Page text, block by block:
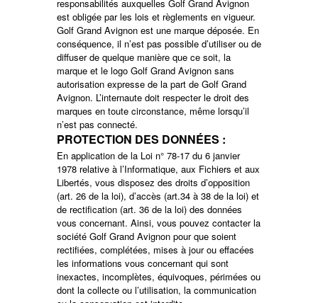
responsabilités auxquelles Golf Grand Avignon
est obligée par les lois et règlements en vigueur.
Golf Grand Avignon est une marque déposée. En
conséquence, il n’est pas possible d’utiliser ou de
diffuser de quelque manière que ce soit, la
marque et le logo Golf Grand Avignon sans
autorisation expresse de la part de Golf Grand
Avignon. L’internaute doit respecter le droit des
marques en toute circonstance, même lorsqu’il
n’est pas connecté.
PROTECTION DES DONNÉES :
En application de la Loi n° 78-17 du 6 janvier
1978 relative à l’Informatique, aux Fichiers et aux
Libertés, vous disposez des droits d’opposition
(art. 26 de la loi), d’accès (art.34 à 38 de la loi) et
de rectification (art. 36 de la loi) des données
vous concernant. Ainsi, vous pouvez contacter la
société Golf Grand Avignon pour que soient
rectifiées, complétées, mises à jour ou effacées
les informations vous concernant qui sont
inexactes, incomplètes, équivoques, périmées ou
dont la collecte ou l’utilisation, la communication